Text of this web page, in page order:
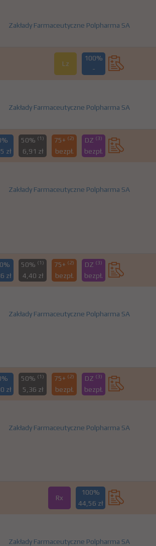
Zakłady Farmaceutyczne Polpharma SA
Lz
100%
-
Zakłady Farmaceutyczne Polpharma SA
zł
50% (1)
6,91 zł
75+ (2)
bezpł.
DZ (3)
bezpł.
Zakłady Farmaceutyczne Polpharma SA
zł
50% (1)
4,40 zł
75+ (2)
bezpł.
DZ (3)
bezpł.
Zakłady Farmaceutyczne Polpharma SA
zł
50% (1)
5,36 zł
75+ (2)
bezpł.
DZ (3)
bezpł.
Zakłady Farmaceutyczne Polpharma SA
Rx
100%
44,56 zł
Zakłady Farmaceutyczne Polpharma SA